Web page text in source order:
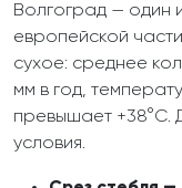
Волгоград — один
европейской
сухое: среднее
мм в год,
превышает +38°C.
условия.